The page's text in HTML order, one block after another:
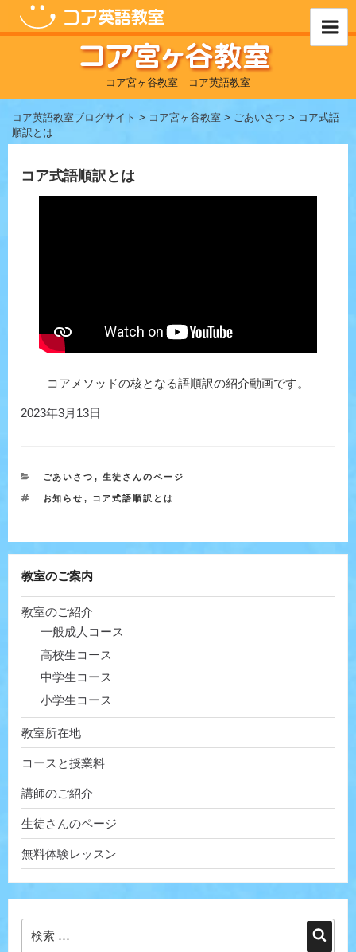
ッ
コア宮ヶ谷教室 コア英語教室
コア英語教室ブログサイト > コア宮ヶ谷教室 > ごあいさつ > コア式語
順訳とは
コア式語順訳とは
コアメソッドの核となる語順訳の紹介動画です。
投
2023年3月13日
カ
ゴ
ごあいさつ , 生徒さんのページ
タ
お知らせ , コア式語順訳とは
教室のご案内
教室のご紹介
一般成人コース
高校生コース
中学生コース
小学生コース
教室所在地
コースと授業料
講師のご紹介
生徒さんのページ
無料体験レッスン
検
索: